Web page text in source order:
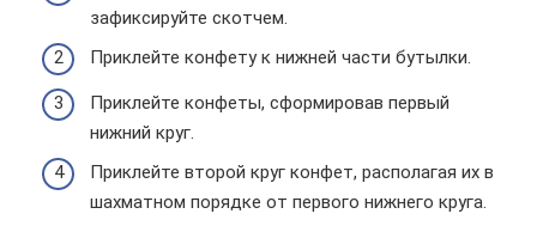
зафиксируйте скотчем.
Приклейте конфету к нижней части бутылки.
Приклейте конфеты, сформировав первый
нижний круг.
Приклейте второй круг конфет, располагая их в
шахматном порядке от первого нижнего круга.